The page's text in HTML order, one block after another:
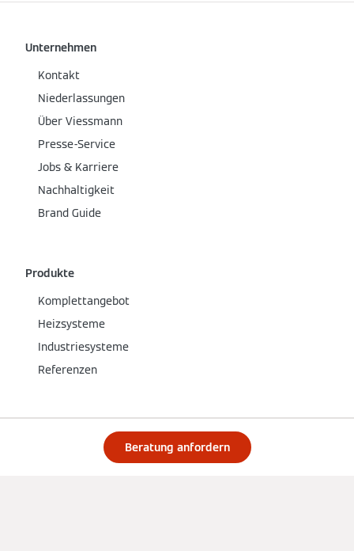
Beratung anfordern
Unternehmen
Kontakt
Niederlassungen
Über Viessmann
Presse-Service
Jobs & Karriere
Nachhaltigkeit
Brand Guide
Produkte
Komplettangebot
Heizsysteme
Industriesysteme
Referenzen
Werkskundendienst